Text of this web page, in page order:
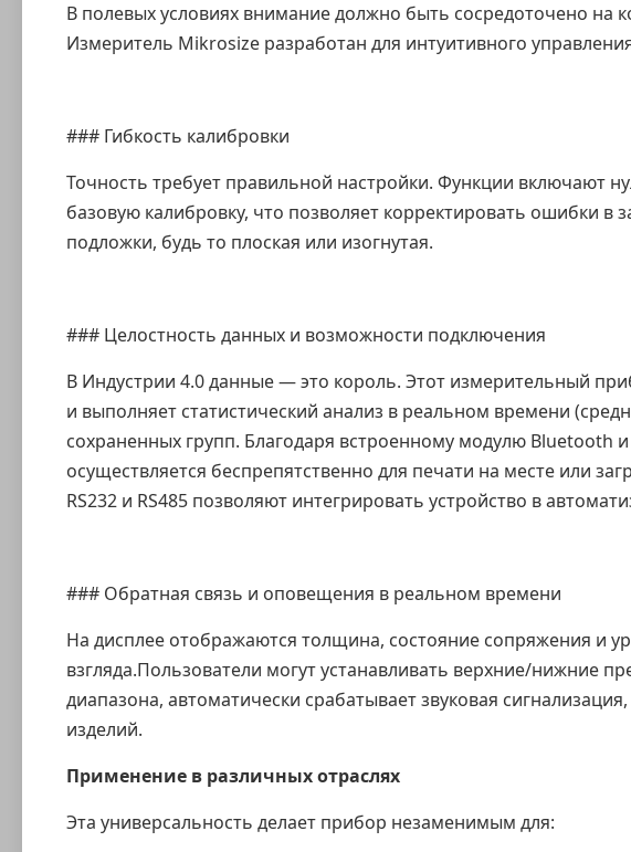
В полевых условиях внимание должно быть сосредоточено на
Измеритель Mikrosize разработан для интуитивного
### Гибкость калибровки
Точность требует правильной настройки. Функции включают
базовую калибровку, что позволяет корректировать ошибки
подложки, будь то плоская или изогнутая.
### Целостность данных и возможности подключения
В Индустрии 4.0 данные — это король. Этот измерительный
и выполняет статистический анализ в реальном времени
сохраненных групп. Благодаря встроенному модулю Bluetooth
осуществляется беспрепятственно для печати на месте или
RS232 и RS485 позволяют интегрировать устройство в
### Обратная связь и оповещения в реальном времени
На дисплее отображаются толщина, состояние сопряжения и
взгляда.Пользователи могут устанавливать верхние/нижние
диапазона, автоматически срабатывает звуковая
изделий.
Применение в различных отраслях
Эта универсальность делает прибор незаменимым для: